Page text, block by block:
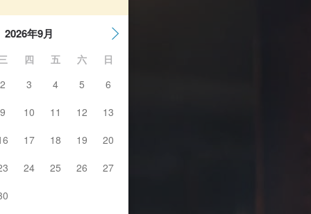
2026年9月
四 五 六
日
2
3 4 5
6
9
10 11 12
13
17 18 19
20
24 25 26
27